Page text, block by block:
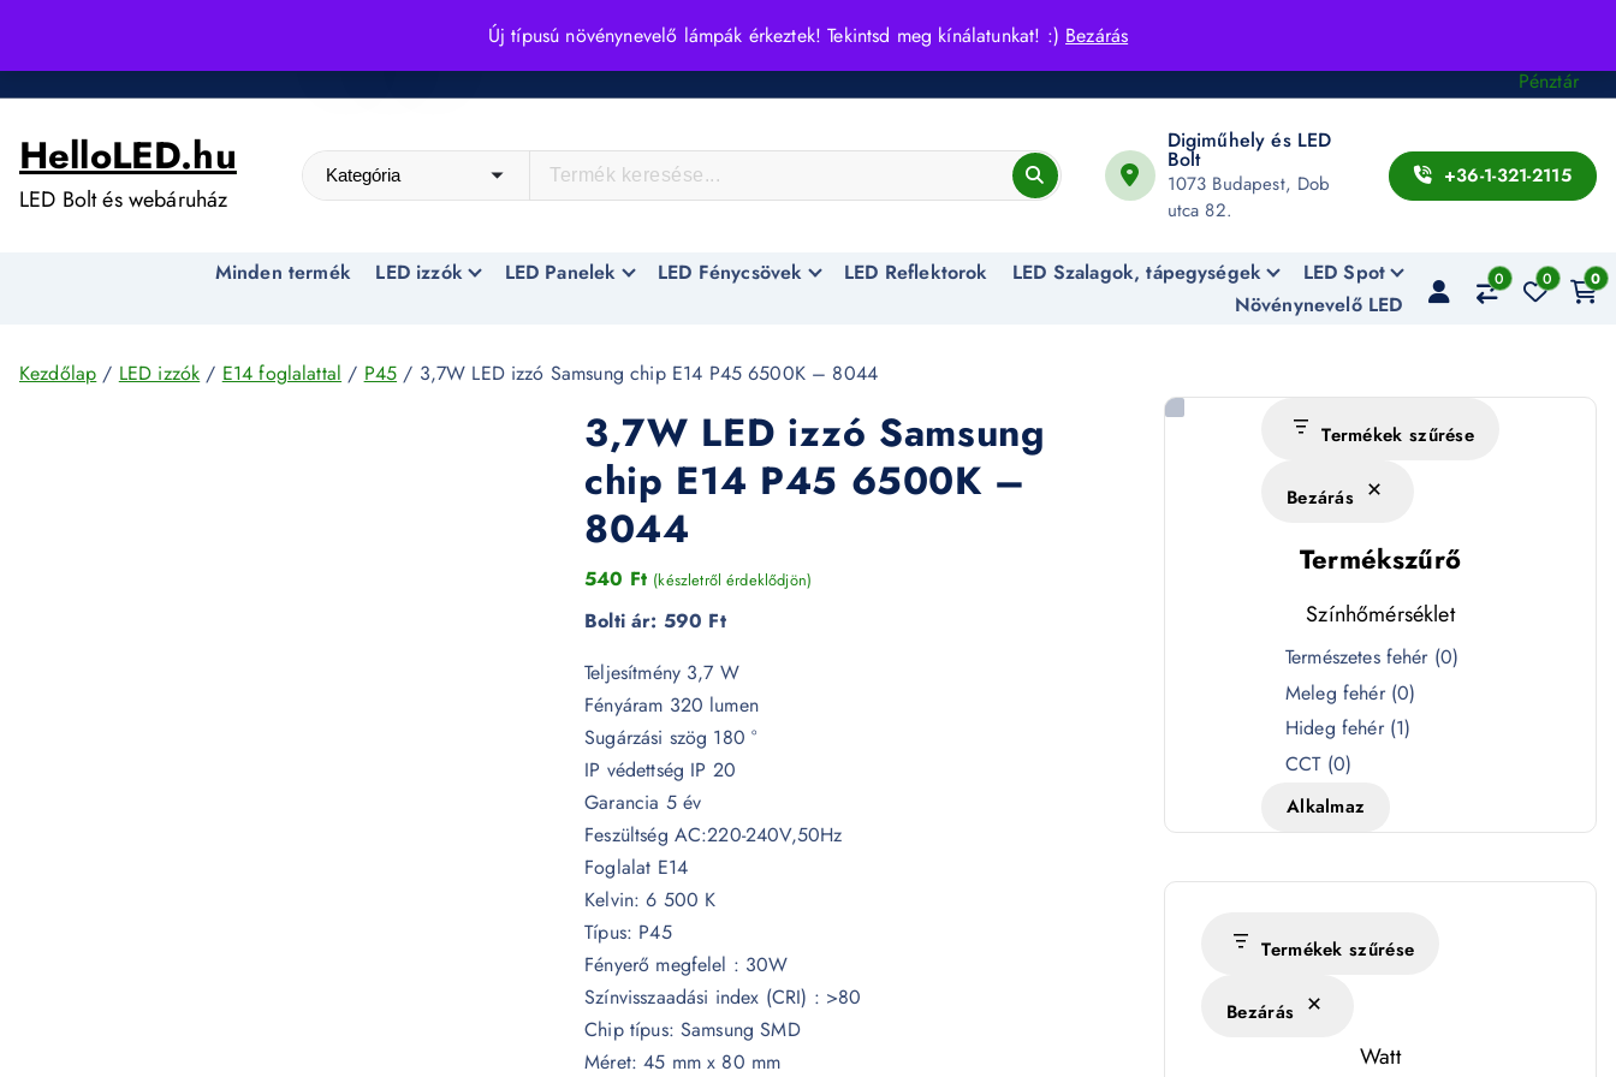
Új típusú növénynevelő lámpák érkeztek! Tekintsd meg kínálatunkat! :) Bezárás
i
Pénztár
HelloLED.hu
LED Bolt és webáruház
Digiműhely és LED
Bolt
1073 Budapest, Dob
utca 82.
+36-1-321-2115
Minden termék LED izzók LED Panelek LED Fénycsövek LED Reflektorok LED Szalagok, tápegységek
LED Spot
Növénynevelő LED
0 0 0
Kezdőlap / LED izzók / E14 foglalattal / P45 / 3,7W LED izzó Samsung chip E14 P45 6500K – 8044
3,7W LED izzó Samsung
chip E14 P45 6500K –
8044
540 Ft (készletről érdeklődjön)
Bolti ár: 590 Ft
Teljesítmény 3,7 W
Fényáram 320 lumen
Sugárzási szög 180 °
IP védettség IP 20
Garancia 5 év
Feszültség AC:220-240V,50Hz
Foglalat E14
Kelvin: 6 500 K
Típus: P45
Fényerő megfelel : 30W
Színvisszaadási index (CRI) : >80
Chip típus: Samsung SMD
Méret: 45 mm x 80 mm
Termékek szűrése
Bezárás
Termékszűrő
Színhőmérséklet
é
s
k
Természetes fehér (0)
Meleg fehér (0)
Hideg fehér (1)
CCT (0)
Alkalmaz
Termékek szűrése
Bezárás
Watt